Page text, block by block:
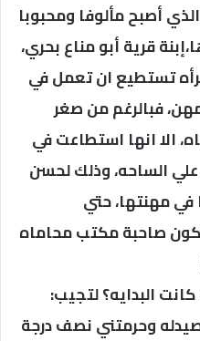
أصبح مألوفا ومحبوبا
قرية أبو مناع بحري،
تستطيع ان تعمل في
فبالرغم من صغر
الا انها استطاعت في
الساحه، وذلك لحسن
في مهنتها، حتي
صاحبة مكتب محاماه
البدايه؟ لتجيب:
وحرمتني نصف درجة